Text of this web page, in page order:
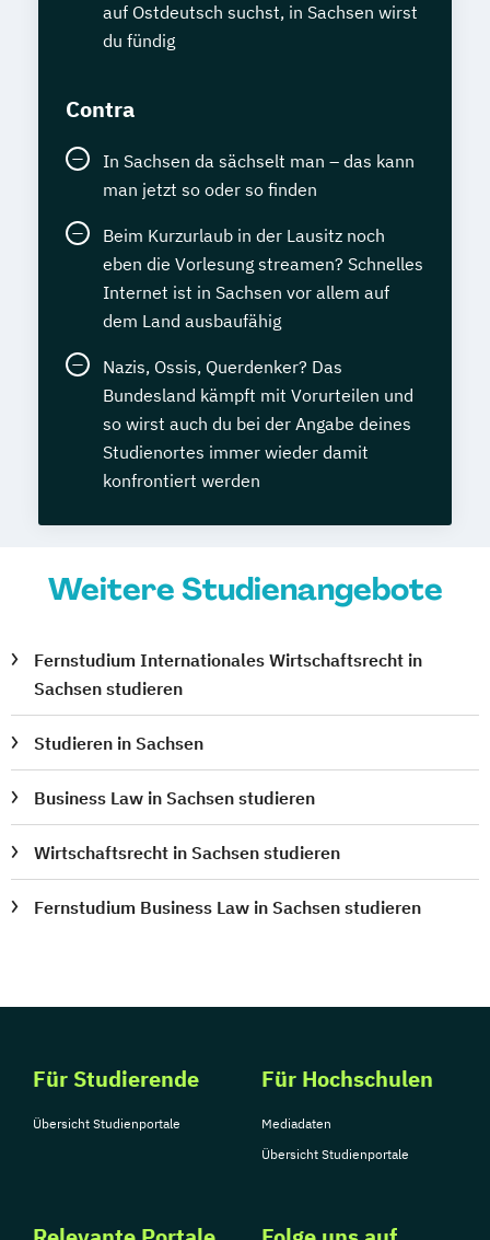
auf Ostdeutsch suchst, in Sachsen wirst
du fündig
Contra
In Sachsen da sächselt man – das kann
man jetzt so oder so finden
Beim Kurzurlaub in der Lausitz noch
eben die Vorlesung streamen? Schnelles
Internet ist in Sachsen vor allem auf
dem Land ausbaufähig
Nazis, Ossis, Querdenker? Das
Bundesland kämpft mit Vorurteilen und
so wirst auch du bei der Angabe deines
Studienortes immer wieder damit
konfrontiert werden
Weitere Studienangebote
Fernstudium Internationales Wirtschaftsrecht in
Sachsen studieren
Studieren in Sachsen
Business Law in Sachsen studieren
Wirtschaftsrecht in Sachsen studieren
Fernstudium Business Law in Sachsen studieren
Für Studierende
Übersicht Studienportale
Für Hochschulen
Mediadaten
Übersicht Studienportale